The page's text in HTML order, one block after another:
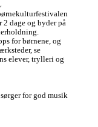
dage og byder på
for børnene, og
se
elever, trylleri og
for god musik